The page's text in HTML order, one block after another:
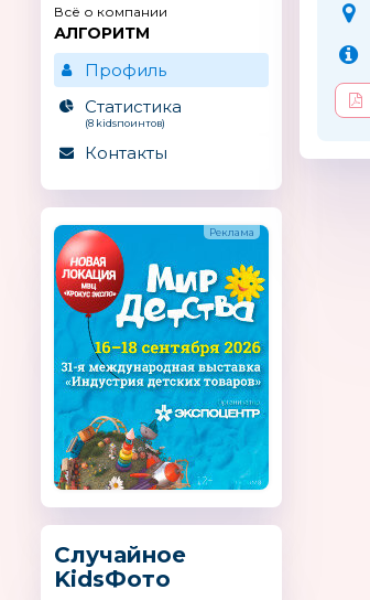
Всё о компании
АЛГОРИТМ
Профиль
Статистика
(8 kidsпоинтов)
Контакты
Случайное
KidsФото